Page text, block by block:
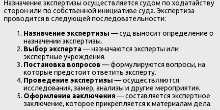
Назначение экспертизы осуществляется судом по ходатайству
сторон или по собственной инициативе суда. Экспертиза
проводится в следующей последовательности:
Назначение экспертизы — суд выносит определение о
назначении экспертизы.
Выбор эксперта— назначаются эксперты или
экспертные учреждения.
Постановка вопросов — формулируются вопросы, на
которые предстоит ответить эксперту.
Проведение экспертизы — осуществляются
исследования, замер, анализы и другие мероприятия.
Оформление заключения— составляется экспертное
заключение, которое прикрепляется к материалам дела.